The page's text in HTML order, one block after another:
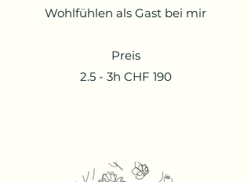
Wohlfühlen als Gast bei mir
Preis
2.5 - 3h CHF 190